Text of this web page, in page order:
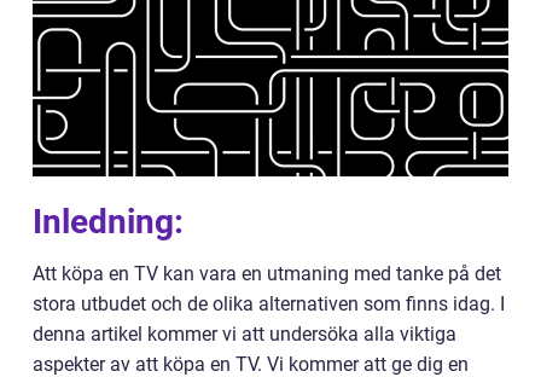
Inledning:
Att köpa en TV kan vara en utmaning med tanke på det
stora utbudet och de olika alternativen som finns idag. I
denna artikel kommer vi att undersöka alla viktiga
aspekter av att köpa en TV. Vi kommer att ge dig en